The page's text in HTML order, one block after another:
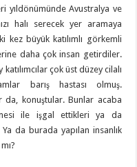
yıldönümünde Avustralya ve
halı serecek yer aramaya
kez büyük katılımlı görkemli
daha çok insan getirdiler.
çok üst düzey cilalı
barış hastası olmuş.
da, konuştular. Bunlar acaba
ile işgal ettikleri ya da
da burada yapılan insanlık